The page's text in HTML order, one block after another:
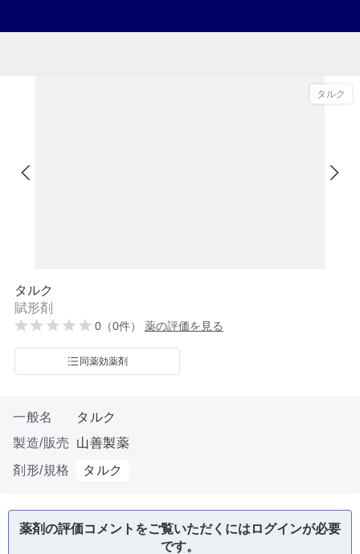
タルク
タルク
賦形剤
0（0件） 薬の評価を見る
同薬効薬剤
一般名
タルク
製造/販売
山善製薬
剤形/規格
タルク
薬剤の評価コメントをご覧いただくにはログインが必要
です。